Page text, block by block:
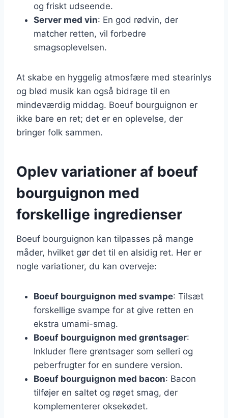
og friskt udseende.
Server med vin: En god rødvin, der
matcher retten, vil forbedre
smagsoplevelsen.
At skabe en hyggelig atmosfære med stearinlys
og blød musik kan også bidrage til en
mindeværdig middag. Boeuf bourguignon er
ikke bare en ret; det er en oplevelse, der
bringer folk sammen.
Oplev variationer af boeuf
bourguignon med
forskellige ingredienser
Boeuf bourguignon kan tilpasses på mange
måder, hvilket gør det til en alsidig ret. Her er
nogle variationer, du kan overveje:
Boeuf bourguignon med svampe: Tilsæt
forskellige svampe for at give retten en
ekstra umami-smag.
Boeuf bourguignon med grøntsager:
Inkluder flere grøntsager som selleri og
peberfrugter for en sundere version.
Boeuf bourguignon med bacon: Bacon
tilføjer en saltet og røget smag, der
komplementerer oksekødet.